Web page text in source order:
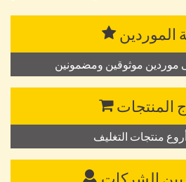
الموردين
موردين موثوقين ومضمونين
المنتجات
منتجات التغليف
بين الشركات